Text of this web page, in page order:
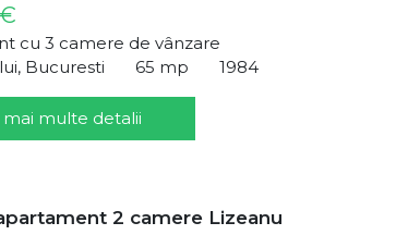
cu 3 camere de vânzare
Bucuresti
65 mp 1984
mai multe detalii
2 camere Lizeanu